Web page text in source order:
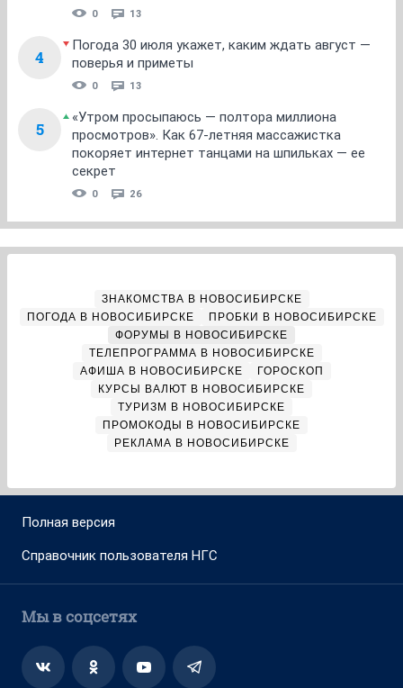
0 13
4
Погода 30 июля укажет, каким ждать август —
поверья и приметы
0 13
5
«Утром просыпаюсь — полтора миллиона
просмотров». Как 67-летняя массажистка
покоряет интернет танцами на шпильках — ее
секрет
0 26
ЗНАКОМСТВА В НОВОСИБИРСКЕ
ПОГОДА В НОВОСИБИРСКЕ
ПРОБКИ В НОВОСИБИРСКЕ
ФОРУМЫ В НОВОСИБИРСКЕ
ТЕЛЕПРОГРАММА В НОВОСИБИРСКЕ
АФИША В НОВОСИБИРСКЕ
ГОРОСКОП
КУРСЫ ВАЛЮТ В НОВОСИБИРСКЕ
ТУРИЗМ В НОВОСИБИРСКЕ
ПРОМОКОДЫ В НОВОСИБИРСКЕ
РЕКЛАМА В НОВОСИБИРСКЕ
Полная версия
Справочник пользователя НГС
Мы в соцсетях